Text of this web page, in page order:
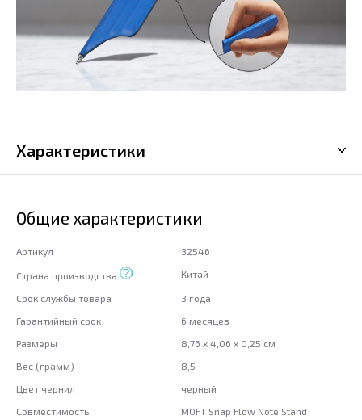
Характеристики
Общие характеристики
Артикул 32546
Страна производства Китай
Срок службы товара
3 года
Гарантийный срок
6 месяцев
Размеры
8,76 x 4,06 x 0,25 см
Вес (грамм)
8,5
Цвет чернил
черный
Совместимость
MOFT Snap Flow Note Stand